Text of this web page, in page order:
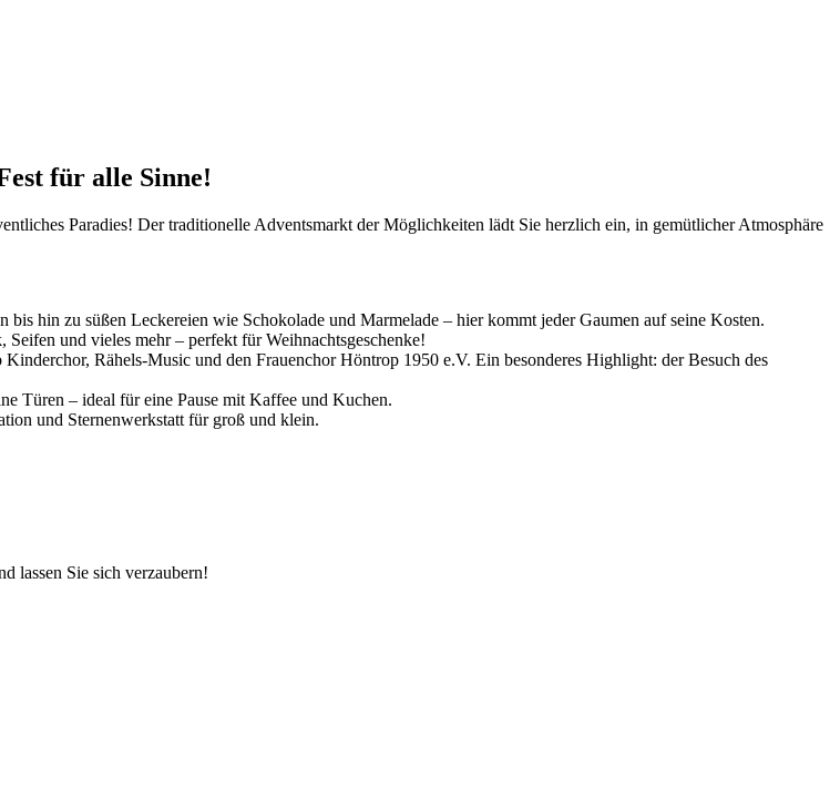
für alle Sinne!
Paradies! Der traditionelle Adventsmarkt der Möglichkeiten lädt Sie herzlich ein, in gemütlicher Atmosphäre
hin zu süßen Leckereien wie Schokolade und Marmelade – hier kommt jeder Gaumen auf seine Kosten.
und vieles mehr – perfekt für Weihnachtsgeschenke!
Rähels-Music und den Frauenchor Höntrop 1950 e.V. Ein besonderes Highlight: der Besuch des
Türen – ideal für eine Pause mit Kaffee und Kuchen.
und Sternenwerkstatt für groß und klein.
lassen Sie sich verzaubern!